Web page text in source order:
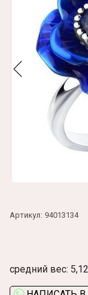
Артикул: 94013134
средний вес: